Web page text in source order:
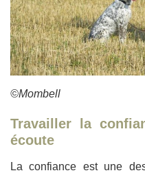
©Mombell
Travailler la
écoute
La confiance est une